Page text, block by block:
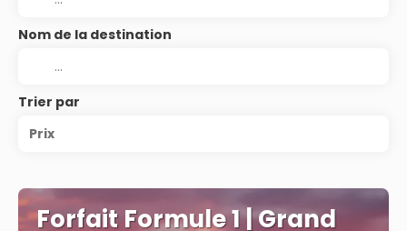
Nom de la destination
Trier par
Prix
Forfait Formule 1 | Grand